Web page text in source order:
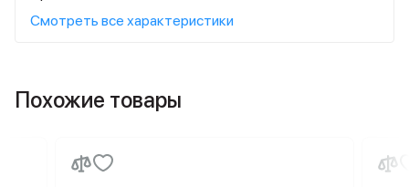
Смотреть все характеристики
Похожие товары